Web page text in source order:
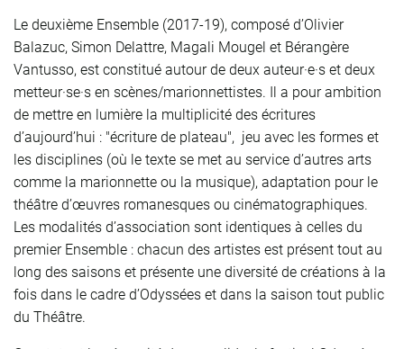
Le deuxième Ensemble (2017-19), composé d’Olivier
Balazuc, Simon Delattre, Magali Mougel et Bérangère
Vantusso, est constitué autour de deux auteur·e·s et deux
metteur·se·s en scènes/marionnettistes. Il a pour ambition
de mettre en lumière la multiplicité des écritures
d’aujourd’hui : "écriture de plateau", jeu avec les formes et
les disciplines (où le texte se met au service d’autres arts
comme la marionnette ou la musique), adaptation pour le
théâtre d’œuvres romanesques ou cinématographiques.
Les modalités d’association sont identiques à celles du
premier Ensemble : chacun des artistes est présent tout au
long des saisons et présente une diversité de créations à la
fois dans le cadre d’Odyssées et dans la saison tout public
du Théâtre.